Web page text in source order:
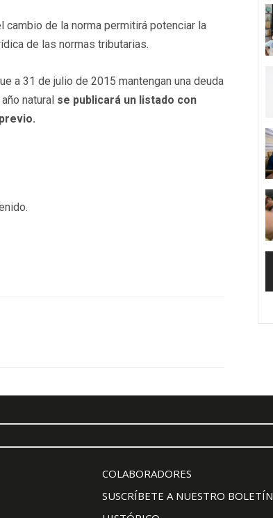
cambio de la norma permitirá potenciar la
de las normas tributarias.
a 31 de julio de 2015 mantengan una deuda
natural se publicará un listado con
COLABORADORES
SUSCRÍBETE A NUESTRO BOLETÍN